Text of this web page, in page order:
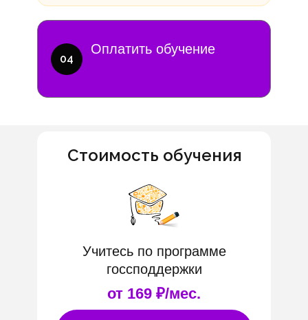
Оплатить обучение
04
Стоимость обучения
Учитесь по программе
госсподдержки
от 169 ₽/мес.